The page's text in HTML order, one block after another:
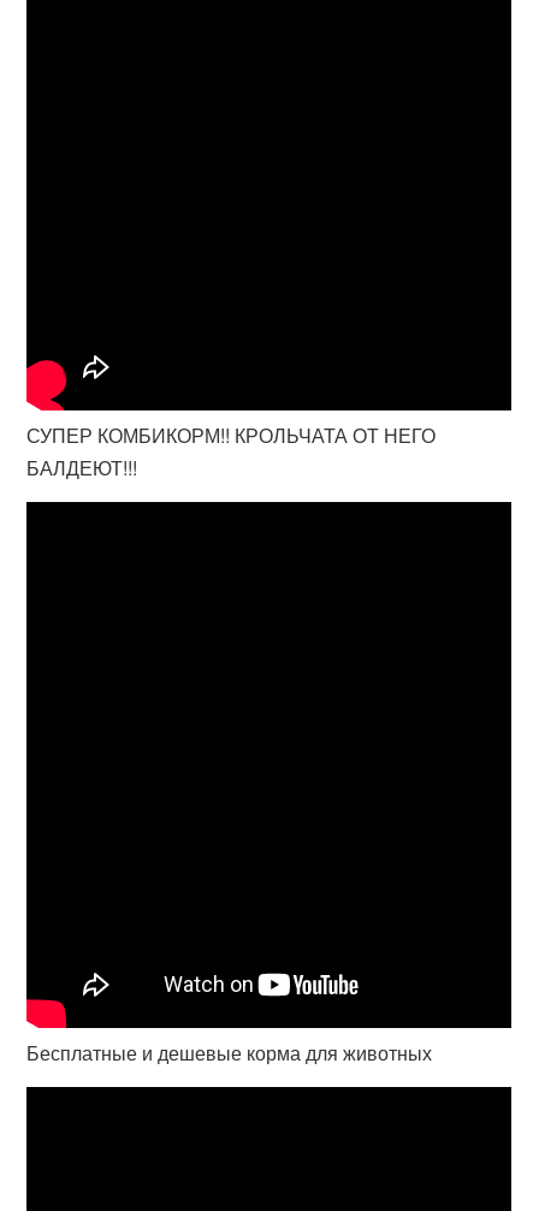
СУПЕР КОМБИКОРМ!! КРОЛЬЧАТА ОТ НЕГО
БАЛДЕЮТ!!!
Бесплатные и дешевые корма для животных